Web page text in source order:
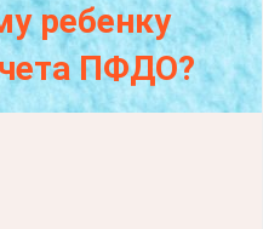
ребенку
ПФДО?